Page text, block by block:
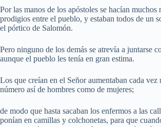
Por las manos de los apóstoles se hacían muchos
prodigios entre el pueblo, y estaban todos de un
el pórtico de Salomón.
Pero ninguno de los demás se atrevía a juntarse
aunque el pueblo les tenía en gran estima.
Los que creían en el Señor aumentaban cada vez
número así de hombres como de mujeres;
de modo que hasta sacaban los enfermos a las
ponían en camillas y colchonetas, para que